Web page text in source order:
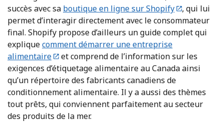
succès avec sa boutique en ligne sur Shopify
, qui lui
permet d’interagir directement avec le consommateur
final. Shopify propose d’ailleurs un guide complet qui
expliquecomment démarrer une entreprise
alimentaire
et comprend de l’information sur les
exigences d’étiquetage alimentaire au Canada ainsi
qu’un répertoire des fabricants canadiens de
conditionnement alimentaire. Il y a aussi des thèmes
tout prêts, qui conviennent parfaitement au secteur
des produits de la mer.